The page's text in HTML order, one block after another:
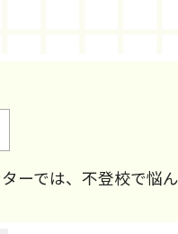
ーでは、不登校で悩